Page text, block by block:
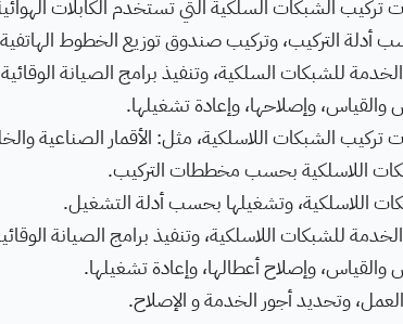
الشبكات السلكية التي تستخدم الكابلات
أدلة التركيب، وتركيب صندوق توزيع الخطوط
للشبكات السلكية، وتنفيذ برامج الصيانة
وإصلاحها، وإعادة تشغيلها.
الشبكات اللاسلكية، مثل: الأقمار الصناعية
اللاسلكية بحسب مخططات التركيب.
اللاسلكية، وتشغيلها بحسب أدلة التشغيل.
للشبكات اللاسلكية، وتنفيذ برامج الصيانة
وإصلاح أعطالها، وإعادة تشغيلها.
وتحديد أجور الخدمة و الإصلاح.